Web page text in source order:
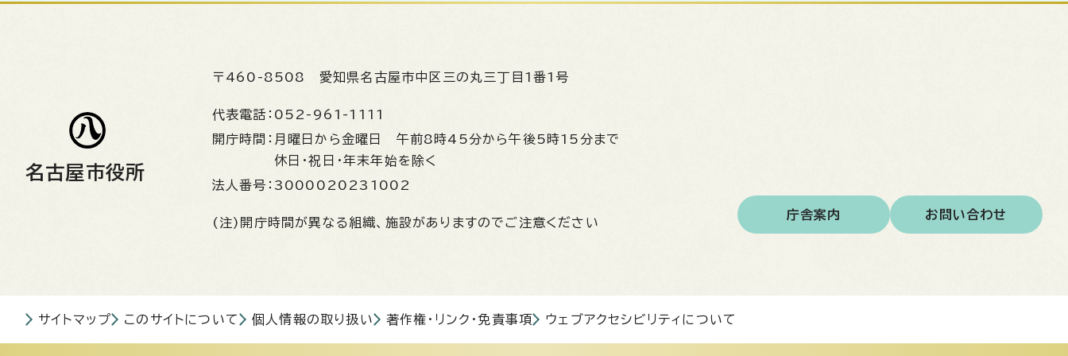
名古屋市役所
〒460-8508 愛知県名古屋市中区三の丸三丁目1番1号
代表電話： 052-961-1111
開庁時間： 月曜日から金曜日 午前8時45分から午後5時15分まで
休日・祝日・年末年始を除く
法人番号： 3000020231002
(注)開庁時間が異なる組織、施設がありますのでご注意ください
庁舎案内 お問い合わせ
サイトマップ このサイトについて 個人情報の取り扱い 著作権・リンク・免責事項 ウェブアクセシビリティについて